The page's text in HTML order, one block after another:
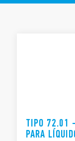
Larga vida
TIPO 72.01 -
PARA